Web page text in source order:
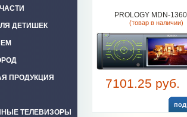
ДЕТИШЕК
ПРОДУКЦИЯ
ТЕЛЕВИЗОРЫ
PROLOGY MDN-
(товар в наличии)
7101.25 руб.